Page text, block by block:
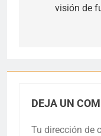
visión de
DEJA UN
Tu dirección de